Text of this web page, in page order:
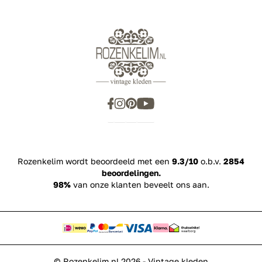
Rozenkelim wordt beoordeeld met een 9.3/10 o.b.v. 2854
beoordelingen.
98%van onze klanten beveelt ons aan.